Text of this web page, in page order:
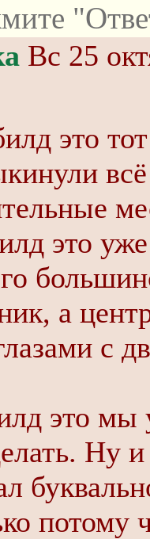
Вс 25
это
это
а
с
это мы
Ну
потому